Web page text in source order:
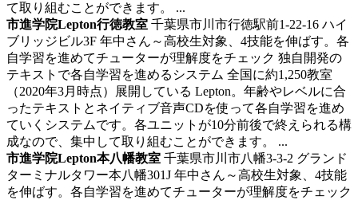
て取り組むことができます。 ...
市進学院Lepton行徳教室 千葉県市川市行徳駅前1-22-16 ハイ
ブリッジビル3F 年中さん～高校生対象、4技能を伸ばす。各
自学習を進めてチューターが理解度をチェック 独自開発の
テキストで各自学習を進めるシステム 全国に約1,250教室
（2020年3月時点）展開している Lepton。年齢やレベルに合
ったテキストとネイティブ音声CDを使って各自学習を進め
ていくシステムです。各ユニットが10分前後で終えられる構
成なので、集中して取り組むことができます。 ...
市進学院Lepton本八幡教室 千葉県市川市八幡3-3-2 グランド
ターミナルタワー本八幡301J 年中さん～高校生対象、4技能
を伸ばす。各自学習を進めてチューターが理解度をチェック